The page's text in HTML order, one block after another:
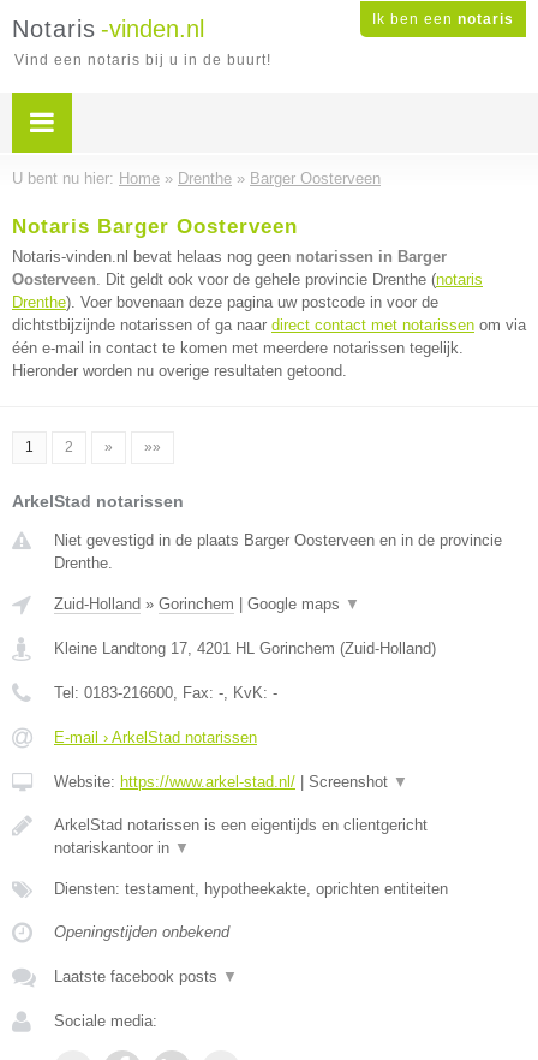
Ik ben een notaris
Notaris -vinden.nl
Vind een notaris bij u in de buurt!
U bent nu hier: Home » Drenthe » Barger Oosterveen
Notaris Barger Oosterveen
Notaris-vinden.nl bevat helaas nog geen notarissen in Barger
Oosterveen. Dit geldt ook voor de gehele provincie Drenthe (notaris
Drenthe). Voer bovenaan deze pagina uw postcode in voor de
dichtstbijzijnde notarissen of ga naar direct contact met notarissen om via
één e-mail in contact te komen met meerdere notarissen tegelijk.
Hieronder worden nu overige resultaten getoond.
1 2 » »»
ArkelStad notarissen
Niet gevestigd in de plaats Barger Oosterveen en in de provincie
Drenthe.
Zuid-Holland » Gorinchem Google maps ▼
Kleine Landtong 17, 4201 HL Gorinchem (Zuid-Holland)
Tel: 0183-216600, Fax: -, KvK: -
E-mail › ArkelStad notarissen
Website: https://www.arkel-stad.nl/ Screenshot ▼
ArkelStad notarissen is een eigentijds en clientgericht
notariskantoor in ▼
Diensten: testament, hypotheekakte, oprichten entiteiten
Openingstijden onbekend
Laatste facebook posts ▼
Sociale media: